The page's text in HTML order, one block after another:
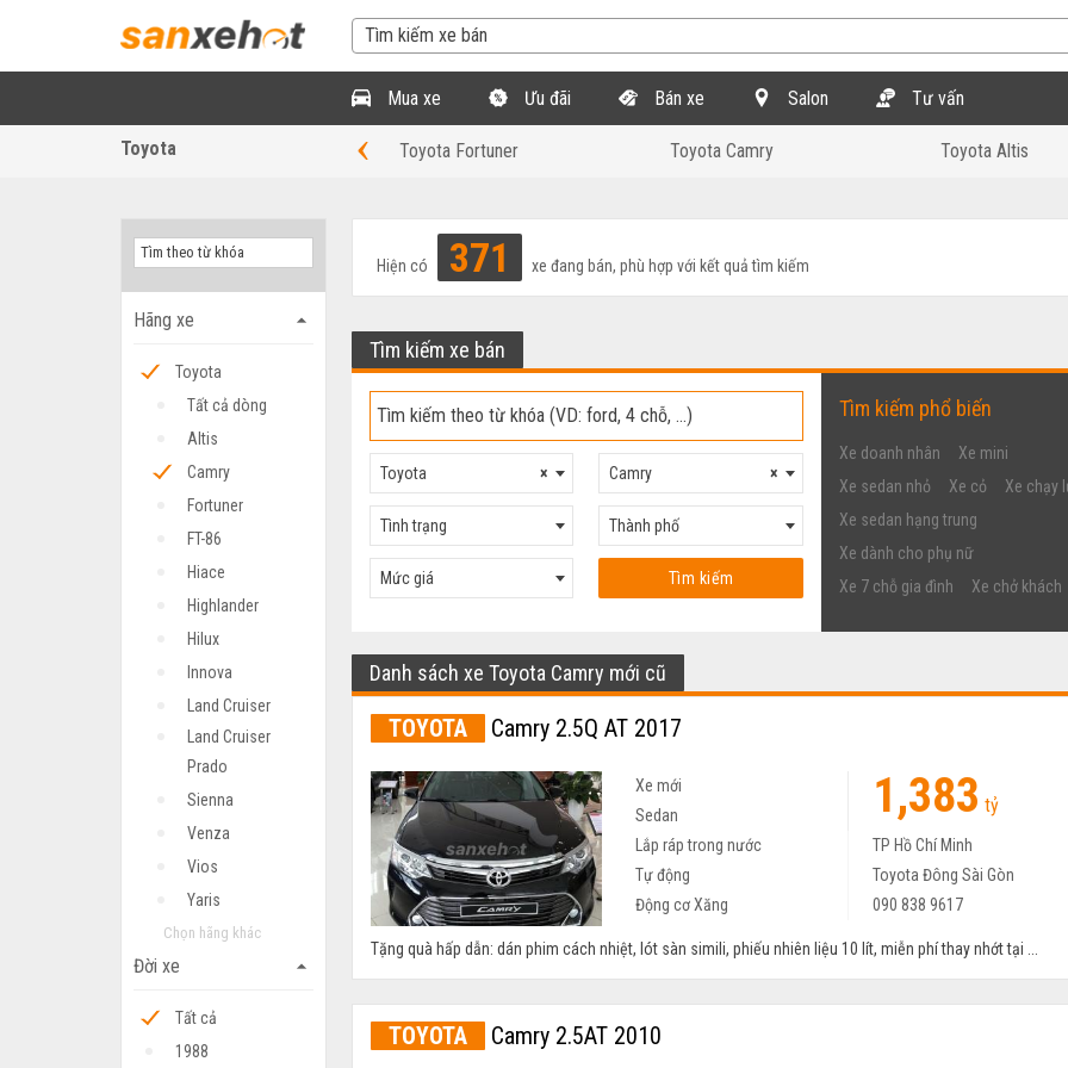
Mua xe Ưu đãi Bán xe Salon Tư vấn
Toyota Toyota Fortuner Toyota Camry Toyota Altis
‹
arrow_drop_up
Hãng xe
Toyota
Tất cả dòng
Altis
Camry
Fortuner
FT-86
Hiace
Highlander
Hilux
Innova
Land Cruiser
Land Cruiser
Prado
Sienna
Venza
Vios
Yaris
Chọn hãng khác
arrow_drop_up
Đời xe
Tất cả
1988
Hiện có 371 xe đang bán, phù hợp với kết quả tìm kiếm
Tìm kiếm xe bán
×
Toyota ×
Camry
Tình trạng Thành phố
Mức giá Tìm kiếm
Tìm kiếm phổ biến
Xe doanh nhân
Xe mini
Xe sedan nhỏ
Xe cỏ
Xe chạy
Xe sedan hạng trung
Xe dành cho phụ nữ
Xe 7 chỗ gia đình
Xe chở khách
Danh sách xe Toyota Camry mới cũ
TOYOTA Camry 2.5Q AT 2017
Xe mới 1,383 tỷ
Sedan
Lắp ráp trong nước
TP Hồ Chí Minh
Tự động
Toyota Đông Sài Gòn
Động cơ Xăng
090 838 9617
Tặng quà hấp dẫn: dán phim cách nhiệt, lót sàn simili, phiếu nhiên liệu 10 lít, miễn phí thay nhớt tại ...
TOYOTA Camry 2.5AT 2010